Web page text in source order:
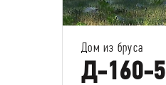
Дом из бруса
Д-160-5